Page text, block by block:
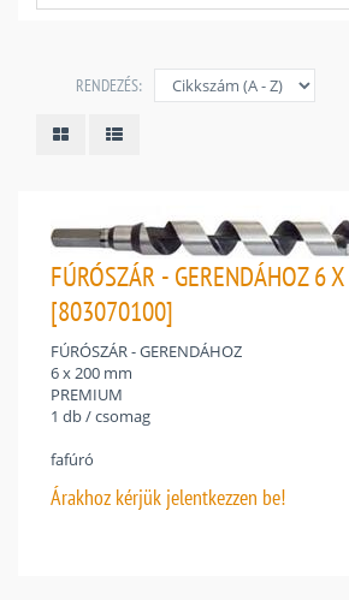
RENDEZÉS:
FÚRÓSZÁR - GERENDÁHOZ 6
[803070100]
FÚRÓSZÁR - GERENDÁHOZ
6 x 200 mm
PREMIUM
1 db / csomag
fafúró
Árakhoz kérjük jelentkezzen be!